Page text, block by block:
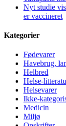
Nyt studie
er vaccineret
Kategorier
Fødevarer
Havebrug,
Helbred
Helse-
Helsevarer
Ikke-
Medicin
Miljø